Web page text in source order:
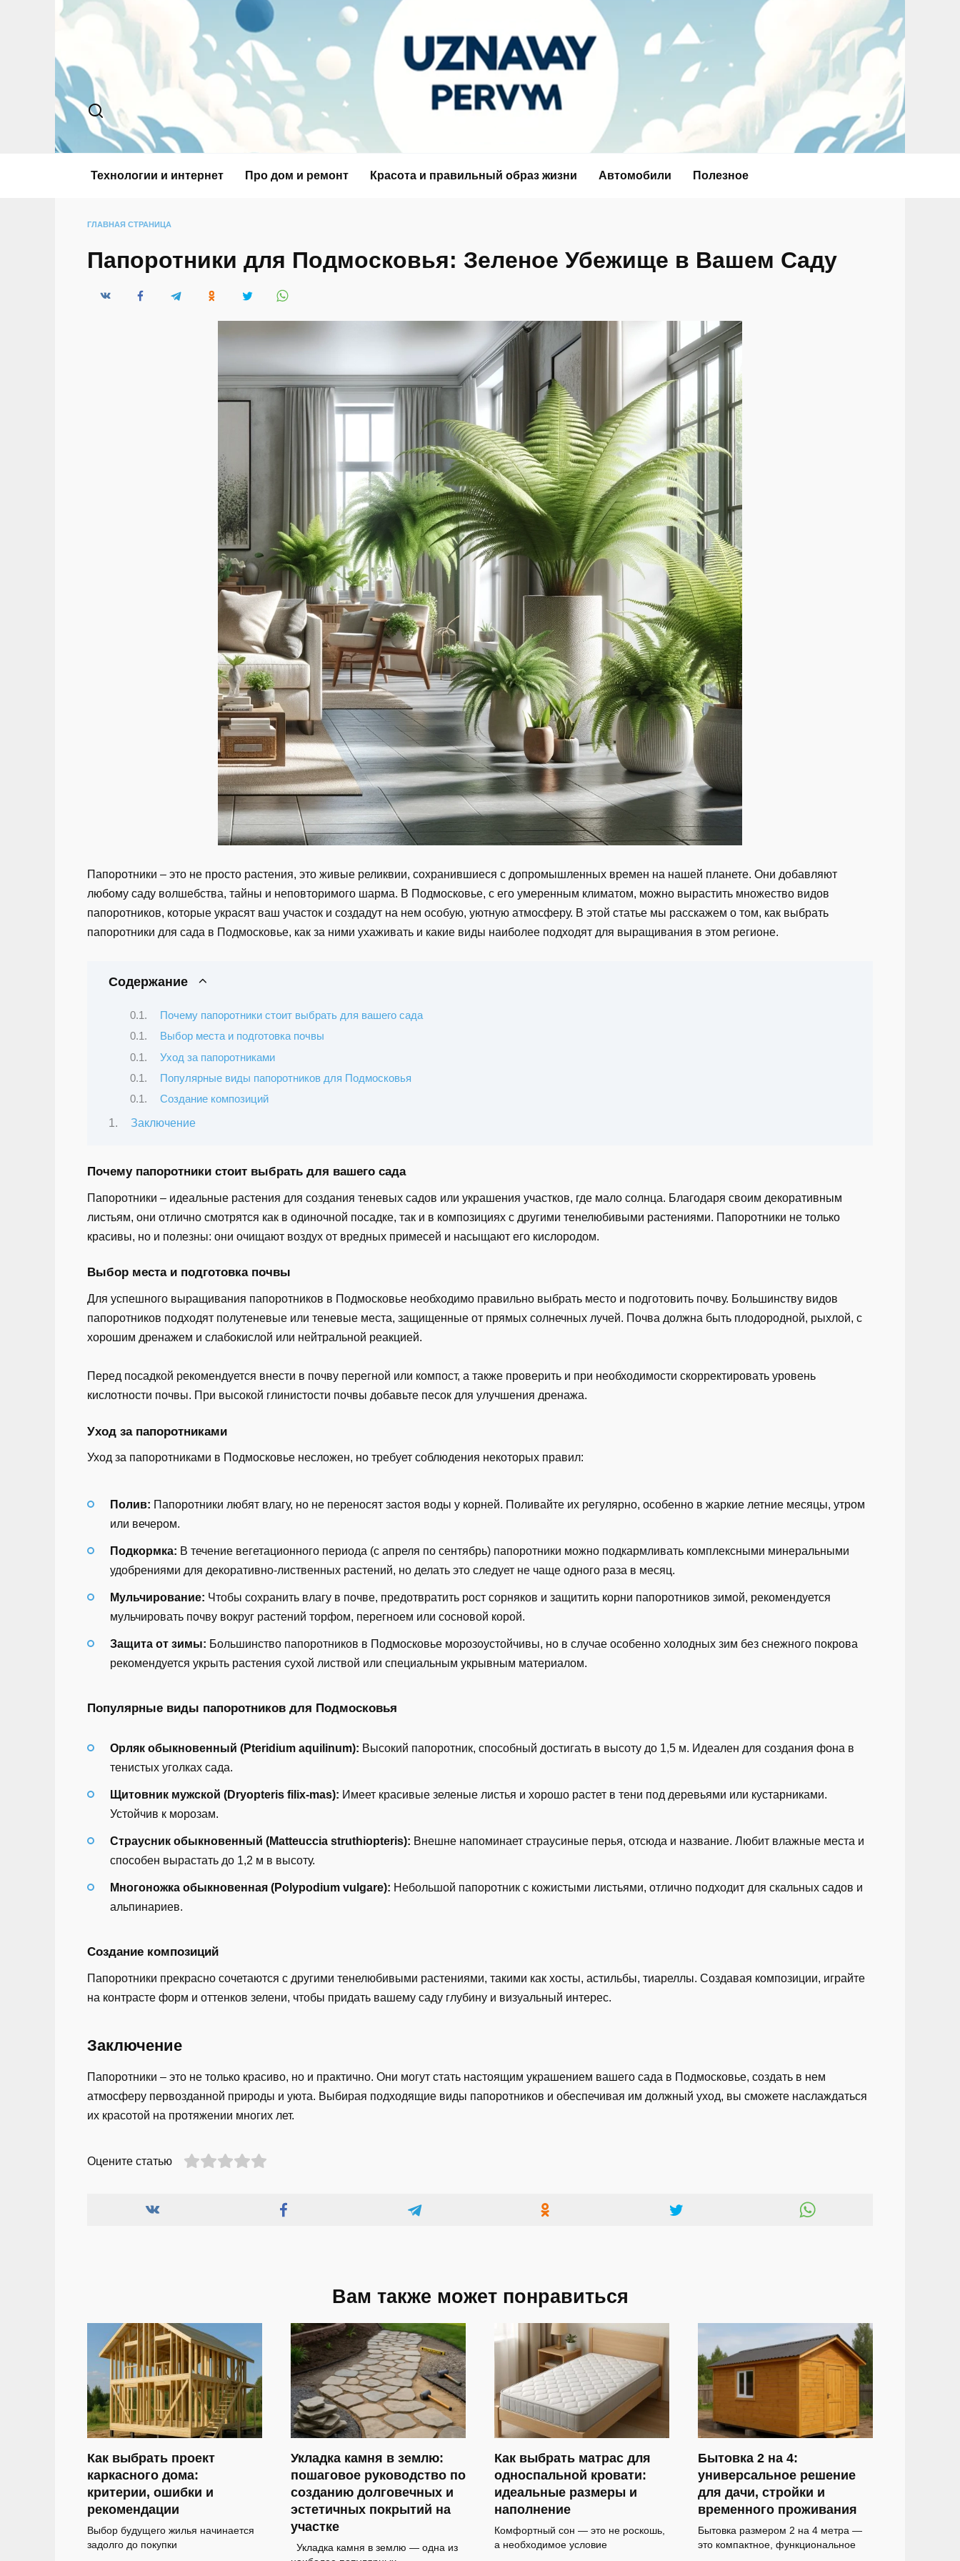
Технологии и интернет Про дом и ремонт Красота и правильный образ жизни Автомобили Полезное
ГЛАВНАЯ СТРАНИЦА
Папоротники для Подмосковья: Зеленое Убежище в Вашем Саду
Папоротники – это не просто растения, это живые реликвии, сохранившиеся с допромышленных времен на нашей планете. Они добавляют
любому саду волшебства, тайны и неповторимого шарма. В Подмосковье, с его умеренным климатом, можно вырастить множество видов
папоротников, которые украсят ваш участок и создадут на нем особую, уютную атмосферу. В этой статье мы расскажем о том, как выбрать
папоротники для сада в Подмосковье, как за ними ухаживать и какие виды наиболее подходят для выращивания в этом регионе.
Содержание
Почему папоротники стоит выбрать для вашего сада
Выбор места и подготовка почвы
Уход за папоротниками
Популярные виды папоротников для Подмосковья
Создание композиций
Заключение
Почему папоротники стоит выбрать для вашего сада
Папоротники – идеальные растения для создания теневых садов или украшения участков, где мало солнца. Благодаря своим декоративным
листьям, они отлично смотрятся как в одиночной посадке, так и в композициях с другими тенелюбивыми растениями. Папоротники не только
красивы, но и полезны: они очищают воздух от вредных примесей и насыщают его кислородом.
Выбор места и подготовка почвы
Для успешного выращивания папоротников в Подмосковье необходимо правильно выбрать место и подготовить почву. Большинству видов
папоротников подходят полутеневые или теневые места, защищенные от прямых солнечных лучей. Почва должна быть плодородной, рыхлой, с
хорошим дренажем и слабокислой или нейтральной реакцией.
Перед посадкой рекомендуется внести в почву перегной или компост, а также проверить и при необходимости скорректировать уровень
кислотности почвы. При высокой глинистости почвы добавьте песок для улучшения дренажа.
Уход за папоротниками
Уход за папоротниками в Подмосковье несложен, но требует соблюдения некоторых правил:
Полив: Папоротники любят влагу, но не переносят застоя воды у корней. Поливайте их регулярно, особенно в жаркие летние месяцы, утром
или вечером.
Подкормка: В течение вегетационного периода (с апреля по сентябрь) папоротники можно подкармливать комплексными минеральными
удобрениями для декоративно-лиственных растений, но делать это следует не чаще одного раза в месяц.
Мульчирование: Чтобы сохранить влагу в почве, предотвратить рост сорняков и защитить корни папоротников зимой, рекомендуется
мульчировать почву вокруг растений торфом, перегноем или сосновой корой.
Защита от зимы: Большинство папоротников в Подмосковье морозоустойчивы, но в случае особенно холодных зим без снежного покрова
рекомендуется укрыть растения сухой листвой или специальным укрывным материалом.
Популярные виды папоротников для Подмосковья
Орляк обыкновенный (Pteridium aquilinum): Высокий папоротник, способный достигать в высоту до 1,5 м. Идеален для создания фона в
тенистых уголках сада.
Щитовник мужской (Dryopteris filix-mas): Имеет красивые зеленые листья и хорошо растет в тени под деревьями или кустарниками.
Устойчив к морозам.
Страусник обыкновенный (Matteuccia struthiopteris): Внешне напоминает страусиные перья, отсюда и название. Любит влажные места и
способен вырастать до 1,2 м в высоту.
Многоножка обыкновенная (Polypodium vulgare): Небольшой папоротник с кожистыми листьями, отлично подходит для скальных садов и
альпинариев.
Создание композиций
Папоротники прекрасно сочетаются с другими тенелюбивыми растениями, такими как хосты, астильбы, тиареллы. Создавая композиции, играйте
на контрасте форм и оттенков зелени, чтобы придать вашему саду глубину и визуальный интерес.
Заключение
Папоротники – это не только красиво, но и практично. Они могут стать настоящим украшением вашего сада в Подмосковье, создать в нем
атмосферу первозданной природы и уюта. Выбирая подходящие виды папоротников и обеспечивая им должный уход, вы сможете наслаждаться
их красотой на протяжении многих лет.
Оцените статью
Вам также может понравиться
Как выбрать проект
каркасного дома:
критерии, ошибки и
рекомендации
Выбор будущего жилья начинается
задолго до покупки
Укладка камня в землю:
пошаговое руководство по
созданию долговечных и
эстетичных покрытий на
участке
Укладка камня в землю — одна из
Как выбрать матрас для
односпальной кровати:
идеальные размеры и
наполнение
Комфортный сон — это не роскошь,
а необходимое условие
Бытовка 2 на 4:
универсальное решение
для дачи, стройки и
временного проживания
Бытовка размером 2 на 4 метра —
это компактное, функциональное